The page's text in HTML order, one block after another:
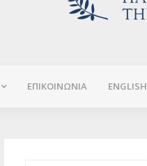
ΕΠΙΚΟΙΝΩΝΙΑ ΕNGLISH